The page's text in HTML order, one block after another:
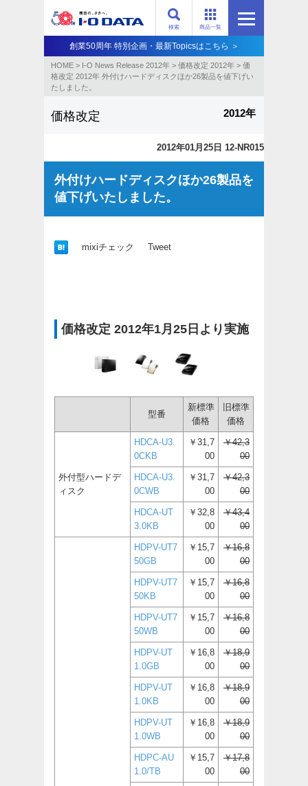
商品一覧
検索
創業50周年 特別企画・最新Topicsはこちら ＞
HOME > I-O News Release 2012年 > 価格改定 2012年 > 価
格改定 2012年 外付けハードディスクほか26製品を値下げい
たしました。
価格改定 2012年
2012年01月25日 12-NR015
外付けハードディスクほか26製品を
値下げいたしました。
mixiチェック Tweet
価格改定 2012年1月25日より実施
型番
新標準
価格
旧標準
価格
外付型ハードデ
ィスク
HDCA-U3.
0CKB
￥31,7
00
￥42,3
00
HDCA-U3.
0CWB
￥31,7
00
￥42,3
00
HDCA-UT
3.0KB
￥32,8
00
￥43,4
00
HDPV-UT7
50GB
￥15,7
00
￥16,8
00
HDPV-UT7
50KB
￥15,7
00
￥16,8
00
HDPV-UT7
50WB
￥15,7
00
￥16,8
00
HDPV-UT
1.0GB
￥16,8
00
￥18,9
00
HDPV-UT
1.0KB
￥16,8
00
￥18,9
00
HDPV-UT
1.0WB
￥16,8
00
￥18,9
00
HDPC-AU
1.0/TB
￥15,7
00
￥17,8
00